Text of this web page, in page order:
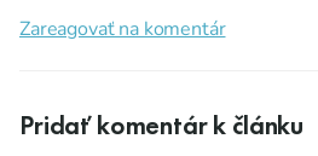
Zareagovať na komentár
Pridať komentár k článku